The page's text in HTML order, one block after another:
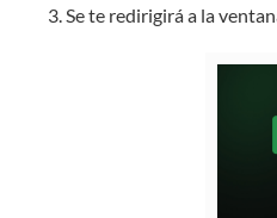
Se te redirigirá a la